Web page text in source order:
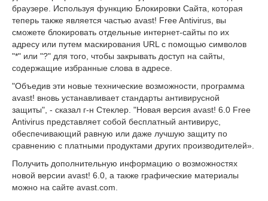
браузере. Используя функцию Блокировки Сайта, которая
теперь также является частью avast! Free Antivirus, вы
сможете блокировать отдельные интернет-сайты по их
адресу или путем маскирования URL с помощью символов
"*" или "?" для того, чтобы закрывать доступ на сайты,
содержащие избранные слова в адресе.
"Объедив эти новые технические возможности, программа
avast! вновь устанавливает стандарты антивирусной
защиты", - сказал г-н Стеклер. "Новая версия avast! 6.0 Free
Antivirus представляет собой бесплатный антивирус,
обеспечивающий равную или даже лучшую защиту по
сравнению с платными продуктами других производителей».
Получить дополнительную информацию о возможностях
новой версии avast! 6.0, а также графические материалы
можно на сайте avast.com.